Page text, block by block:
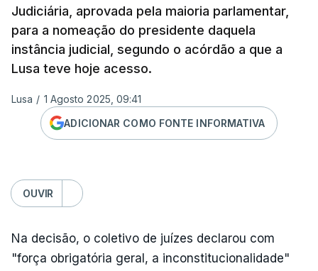
Judiciária, aprovada pela maioria parlamentar,
para a nomeação do presidente daquela
instância judicial, segundo o acórdão a que a
Lusa teve hoje acesso.
Lusa / 1 Agosto 2025, 09:41
ADICIONAR COMO FONTE INFORMATIVA
OUVIR
Na decisão, o coletivo de juízes declarou com
"força obrigatória geral, a inconstitucionalidade"